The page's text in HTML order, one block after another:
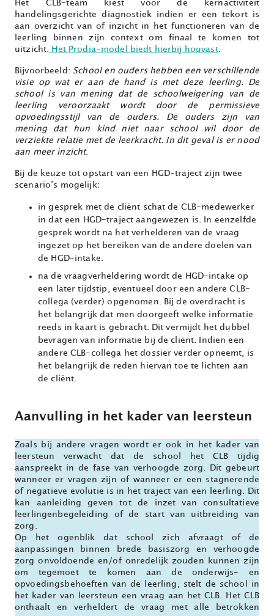
Het CLB-team kiest voor de kernactiviteit
handelingsgerichte diagnostiek indien er een tekort is
aan overzicht van of inzicht in het functioneren van de
leerling binnen zijn context om finaal te komen tot
uitzicht.
Het Prodia-model biedt hierbij houvast.
Bijvoorbeeld: School en ouders hebben een verschillende
visie op wat er aan de hand is met deze leerling. De
school is van mening dat de schoolweigering van de
leerling veroorzaakt
wordt door de permissieve
opvoedingsstijl van de ouders. De ouders zijn van
mening dat hun kind niet naar school wil door de
verziekte relatie met de leerkracht. In dit geval is er nood
aan meer inzicht.
Bij de keuze tot opstart van een HGD-traject zijn twee
scenario’s mogelijk:
in gesprek met de cliënt schat de CLB-medewerker
in dat een HGD-traject aangewezen is. In eenzelfde
gesprek wordt na het verhelderen van de vraag
ingezet op het bereiken van de andere doelen van
de HGD-intake.
na de vraagverheldering wordt de HGD-intake op
een later tijdstip, eventueel door een andere CLB-
collega (verder) opgenomen. Bij de overdracht is
het belangrijk dat men doorgeeft welke informatie
reeds in kaart is gebracht. Dit vermijdt het dubbel
bevragen van informatie bij de cliënt. Indien een
andere CLB-collega het dossier verder opneemt, is
het belangrijk de reden hiervan toe te lichten aan
de cliënt.
Aanvulling in het kader van leersteun
Zoals bij andere vragen wordt er ook in het kader van
leersteun verwacht dat de school het CLB tijdig
aanspreekt in de fase van verhoogde zorg. Dit gebeurt
wanneer er vragen zijn of wanneer er een stagnerende
of negatieve evolutie is in het traject van een leerling. Dit
kan aanleiding geven tot de inzet van consultatieve
leerlingenbegeleiding of de start van uitbreiding van
zorg.
Op het ogenblik dat school zich afvraagt of de
aanpassingen binnen brede basiszorg en verhoogde
zorg onvoldoende en/of onredelijk zouden kunnen zijn
om tegemoet te komen aan de onderwijs- en
opvoedingsbehoeften van de leerling, stelt de school in
het kader van leersteun een vraag aan het CLB. Het CLB
onthaalt en verheldert de vraag met alle betrokken